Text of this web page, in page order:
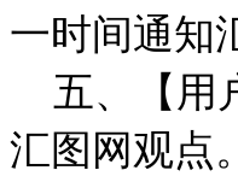
一时间通知
五、【用
汇图网观点